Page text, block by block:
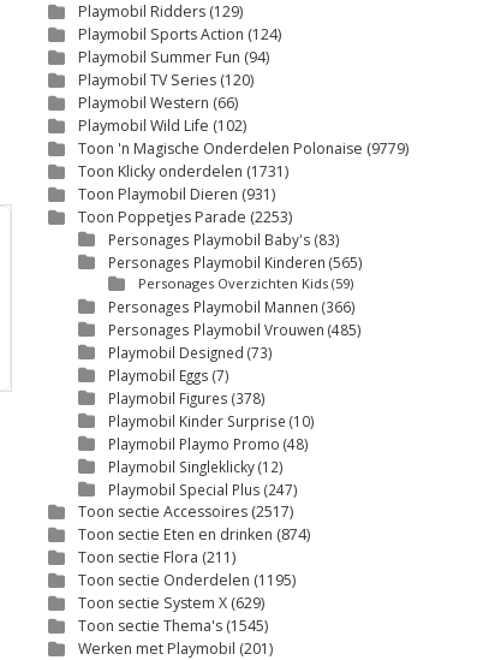
Playmobil Ridders (129)
Playmobil Sports Action (124)
Playmobil Summer Fun (94)
Playmobil TV Series (120)
Playmobil Western (66)
Playmobil Wild Life (102)
Toon 'n Magische Onderdelen Polonaise (9779)
Toon Klicky onderdelen (1731)
Toon Playmobil Dieren (931)
Toon Poppetjes Parade (2253)
Personages Playmobil Baby's (83)
Personages Playmobil Kinderen (565)
Personages Overzichten Kids (59)
Personages Playmobil Mannen (366)
Personages Playmobil Vrouwen (485)
Playmobil Designed (73)
Playmobil Eggs (7)
Playmobil Figures (378)
Playmobil Kinder Surprise (10)
Playmobil Playmo Promo (48)
Playmobil Singleklicky(12)
Playmobil Special Plus (247)
Toon sectie Accessoires (2517)
Toon sectie Eten en drinken (874)
Toon sectie Flora (211)
Toon sectie Onderdelen (1195)
Toon sectie System X (629)
Toon sectie Thema's (1545)
Werken met Playmobil (201)